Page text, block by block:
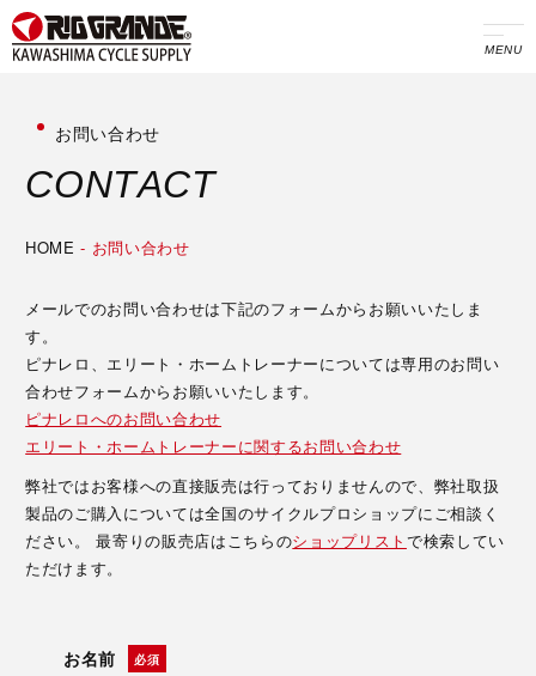
MENU
お問い合わせ
CONTACT
HOME - お問い合わせ
メールでのお問い合わせは下記のフォームからお願いいたしま
す。
ピナレロ、エリート・ホームトレーナーについては専用のお問い
合わせフォームからお願いいたします。
ピナレロへのお問い合わせ
エリート・ホームトレーナーに関するお問い合わせ
弊社ではお客様への直接販売は行っておりませんので、弊社取扱
製品のご購入については全国のサイクルプロショップにご相談く
ださい。 最寄りの販売店はこちらのショップリスト で検索してい
ただけます。
お名前